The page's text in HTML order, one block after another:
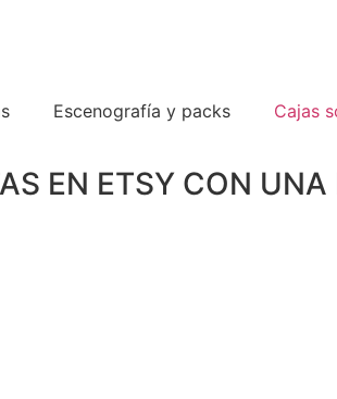
Escenografía y packs Cajas
EN ETSY CON